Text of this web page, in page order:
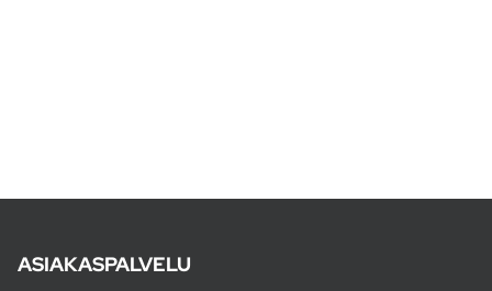
ASIAKASPALVELU